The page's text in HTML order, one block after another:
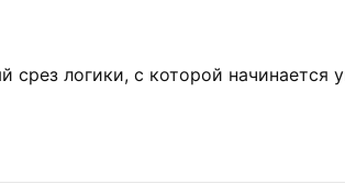
логики, с которой начинается